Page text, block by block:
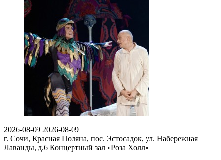
2026-08-09 2026-08-09
г. Сочи, Красная Поляна, пос. Эстосадок, ул. Набережная
Лаванды, д.6 Концертный зал «Роза Холл»